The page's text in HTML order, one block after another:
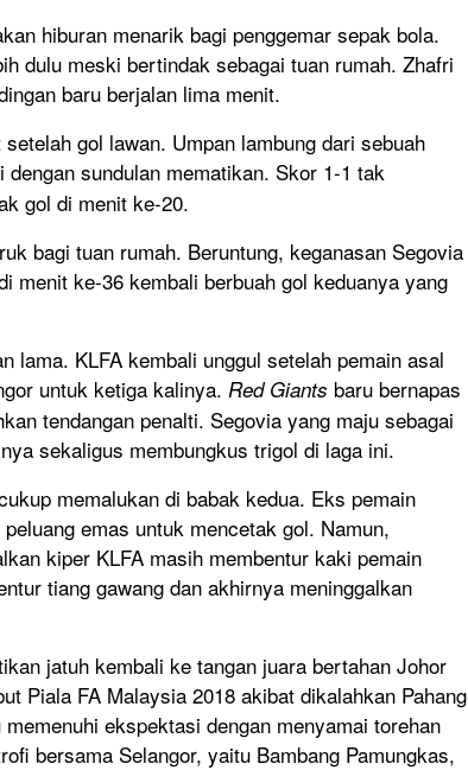
hiburan menarik bagi penggemar sepak bola.
dulu meski bertindak sebagai tuan rumah. Zhafri
baru berjalan lima menit.
gol lawan. Umpan lambung dari sebuah
sundulan mematikan. Skor 1-1 tak
gol di menit ke-20.
bagi tuan rumah. Beruntung, keganasan Segovia
menit ke-36 kembali berbuah gol keduanya yang
lama. KLFA kembali unggul setelah pemain asal
untuk ketiga kalinya. Red Giants baru bernapas
tendangan penalti. Segovia yang maju sebagai
sekaligus membungkus trigol di laga ini.
memalukan di babak kedua. Eks pemain
emas untuk mencetak gol. Namun,
kiper KLFA masih membentur kaki pemain
tiang gawang dan akhirnya meninggalkan
jatuh kembali ke tangan juara bertahan Johor
Piala FA Malaysia 2018 akibat dikalahkan Pahang
ekspektasi dengan menyamai torehan
bersama Selangor, yaitu Bambang Pamungkas,